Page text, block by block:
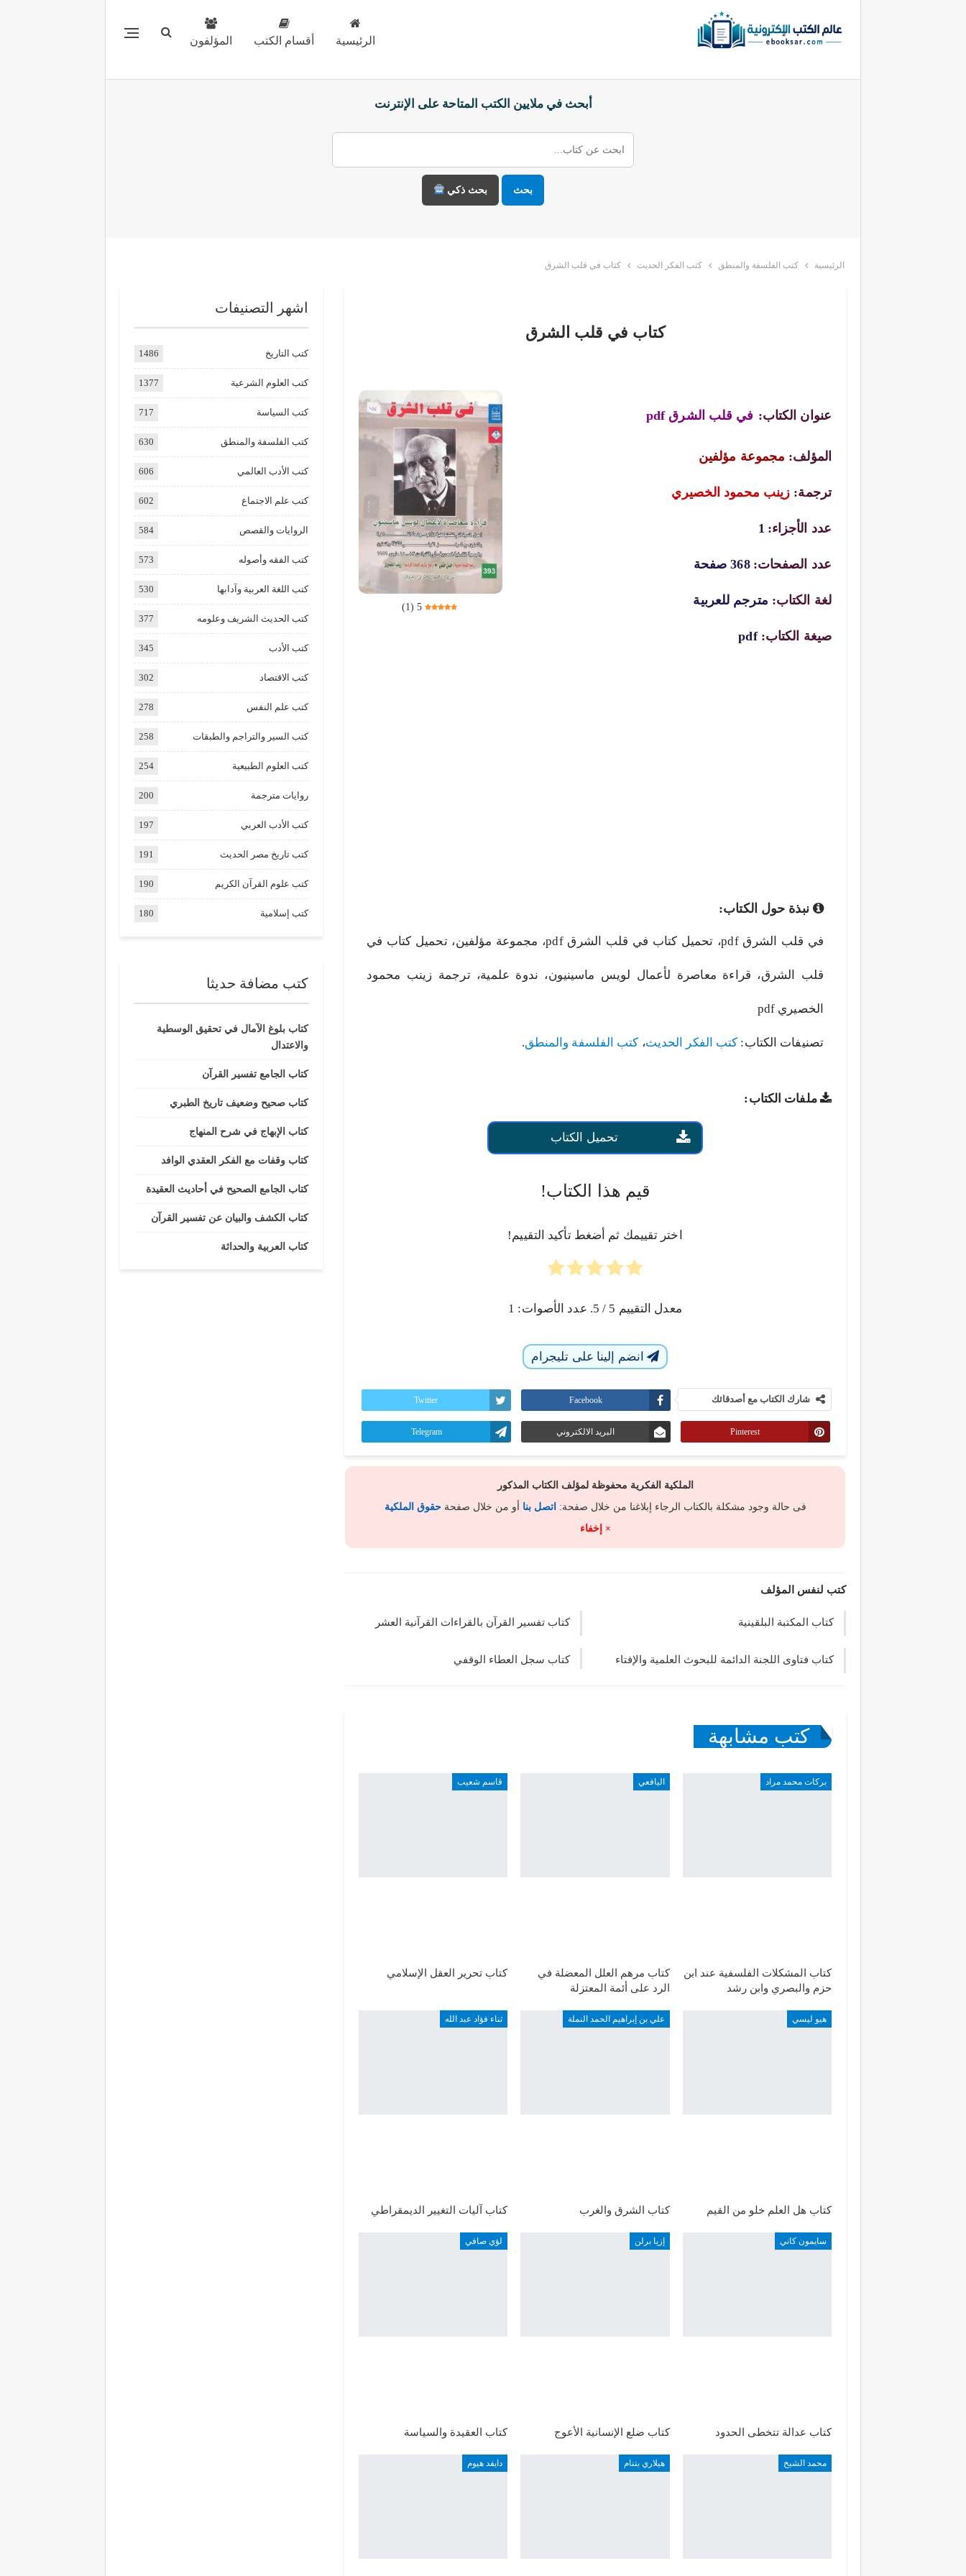
الرئيسية أقسام الكتب المؤلفون
أبحث في ملايين الكتب المتاحة على الإنترنت
بحث بحث ذكي
الرئيسية كتب الفلسفة والمنطق كتب الفكر الحديث كتاب في قلب الشرق
كتاب في قلب الشرق
5
(
1
)
عنوان الكتاب: في قلب الشرق pdf
المؤلف: مجموعة مؤلفين
ترجمة: زينب محمود الخصيري
عدد الأجزاء: 1
عدد الصفحات: 368 صفحة
لغة الكتاب: مترجم للعربية
صيغة الكتاب: pdf
نبذة حول الكتاب:
في قلب الشرق pdf، تحميل كتاب في قلب الشرق pdf، مجموعة مؤلفين، تحميل كتاب في
قلب الشرق، قراءة معاصرة لأعمال لويس ماسينيون، ندوة علمية، ترجمة زينب محمود
الخصيري pdf
تصنيفات الكتاب: كتب الفكر الحديث، كتب الفلسفة والمنطق.
ملفات الكتاب:
تحميل الكتاب
قيم هذا الكتاب!
اختر تقييمك ثم أضغط تأكيد التقييم!
معدل التقييم 5 / 5. عدد الأصوات: 1
انضم إلينا على تليجرام
شارك الكتاب مع أصدقائك Facebook
Twitter
Pinterest البريد الالكتروني Telegram
الملكية الفكرية محفوظة لمؤلف الكتاب المذكور
فى حالة وجود مشكلة بالكتاب الرجاء إبلاغنا من خلال صفحة: اتصل بنا أو من خلال صفحةحقوق الملكية
× إخفاء
كتب لنفس المؤلف
كتاب المكتبة البلقينية كتاب تفسير القرآن بالقراءات القرآنية العشر
كتاب فتاوى اللجنة الدائمة للبحوث العلمية والإفتاء كتاب سجل العطاء الوقفي
كتب مشابهة
بركات محمد مراد
كتاب المشكلات الفلسفية عند ابن
حزم والبصري وابن رشد
اليافعي
كتاب مرهم العلل المعضلة في
الرد على أئمة المعتزلة
قاسم شعيب
كتاب تحرير العقل الإسلامي
هيو ليسي
كتاب هل العلم خلو من القيم
علي بن إبراهيم الحمد النملة
كتاب الشرق والغرب
ثناء فؤاد عبد الله
كتاب آليات التغيير الديمقراطي
سايمون كاني
كتاب عدالة تتخطى الحدود
إزيا برلن
كتاب ضلع الإنسانية الأعوج
لؤي صافي
كتاب العقيدة والسياسة
محمد الشيخ هيلاري بتنام دايفد هيوم
اشهر التصنيفات
كتب التاريخ 1486
كتب العلوم الشرعية 1377
كتب السياسة 717
كتب الفلسفة والمنطق 630
كتب الأدب العالمي 606
كتب علم الاجتماع 602
الروايات والقصص 584
كتب الفقه وأصوله 573
كتب اللغة العربية وآدابها 530
كتب الحديث الشريف وعلومه 377
كتب الأدب 345
كتب الاقتصاد 302
كتب علم النفس 278
كتب السير والتراجم والطبقات 258
كتب العلوم الطبيعية 254
روايات مترجمة 200
كتب الأدب العربي 197
كتب تاريخ مصر الحديث 191
كتب علوم القرآن الكريم 190
كتب إسلامية 180
كتب مضافة حديثا
كتاب بلوغ الآمال في تحقيق الوسطية
والاعتدال
كتاب الجامع تفسير القرآن
كتاب صحيح وضعيف تاريخ الطبري
كتاب الإبهاج في شرح المنهاج
كتاب وقفات مع الفكر العقدي الوافد
كتاب الجامع الصحيح في أحاديث العقيدة
كتاب الكشف والبيان عن تفسير القرآن
كتاب العربية والحداثة